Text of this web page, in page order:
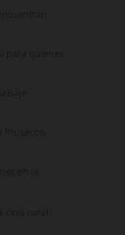
para quienes
en la
rural